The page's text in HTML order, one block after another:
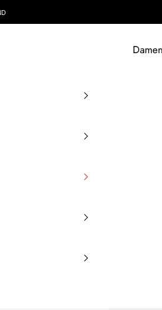
Damen